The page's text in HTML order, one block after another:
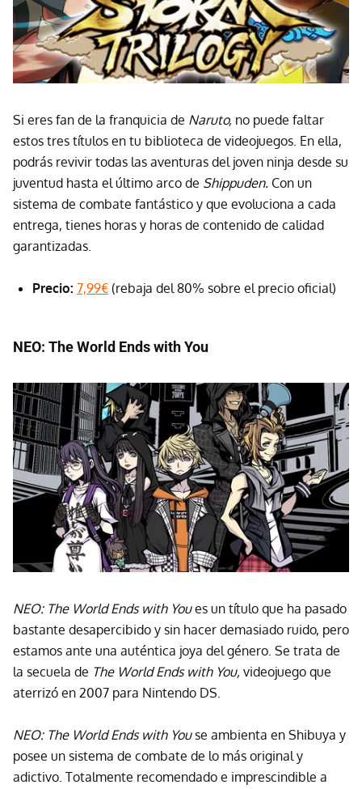
Si eres fan de la franquicia de Naruto, no puede faltar
estos tres títulos en tu biblioteca de videojuegos. En ella,
podrás revivir todas las aventuras del joven ninja desde su
juventud hasta el último arco de Shippuden. Con un
sistema de combate fantástico y que evoluciona a cada
entrega, tienes horas y horas de contenido de calidad
garantizadas.
Precio: 7,99€ (rebaja del 80% sobre el precio oficial)
NEO: The World Ends with You
NEO: The World Ends with Youes un título que ha pasado
bastante desapercibido y sin hacer demasiado ruido, pero
estamos ante una auténtica joya del género. Se trata de
la secuela de The World Ends with You, videojuego que
aterrizó en 2007 para Nintendo DS.
NEO: The World Ends with Youse ambienta en Shibuya y
posee un sistema de combate de lo más original y
adictivo. Totalmente recomendado e imprescindible a